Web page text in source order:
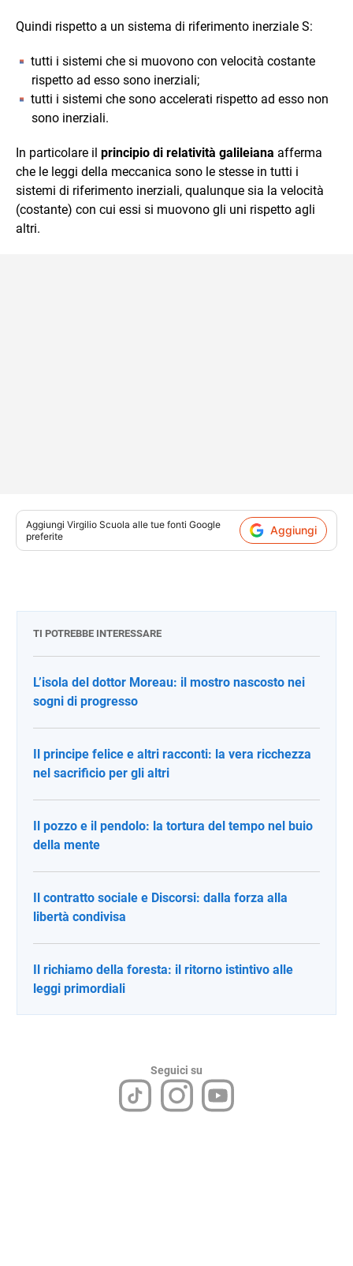
Quindi rispetto a un sistema di riferimento inerziale S:
tutti i sistemi che si muovono con velocità costante
rispetto ad esso sono inerziali;
tutti i sistemi che sono accelerati rispetto ad esso non
sono inerziali.
In particolare il principio di relatività galileiana afferma
che le leggi della meccanica sono le stesse in tutti i
sistemi di riferimento inerziali, qualunque sia la velocità
(costante) con cui essi si muovono gli uni rispetto agli
altri.
Aggiungi Virgilio Scuola alle tue fonti Google
preferite
Aggiungi
TI POTREBBE INTERESSARE
L’isola del dottor Moreau: il mostro nascosto nei
sogni di progresso
Il principe felice e altri racconti: la vera ricchezza
nel sacrificio per gli altri
Il pozzo e il pendolo: la tortura del tempo nel buio
della mente
Il contratto sociale e Discorsi: dalla forza alla
libertà condivisa
Il richiamo della foresta: il ritorno istintivo alle
leggi primordiali
Seguici su